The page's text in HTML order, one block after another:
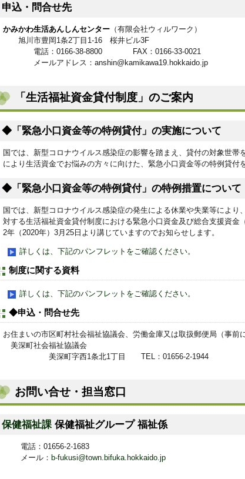
申込・問合せ先
かみかわ生活あんしんセンター （有限会社ウィルワーク）
旭川市豊岡1条2丁目1-16 桜井ビル3F
電話：0166-38-8800 FAX：0166-33-0021
メールアドレス：anshin@kamikawa19.hokkaido.jp
「生活福祉資金貸付制度」のご案内
◆「緊急小口資金等の特例貸付」の実施について
国では、新型コロナウイルス感染症の影響を踏まえ、貸付の対象世帯
により生活資金でお悩みの方々に向けた、緊急小口資金等の特例貸付
◆「緊急小口資金等の特例貸付」の特例措置について
国では、新型コロナウイルス感染症の発生による休業や失業等により
対する生活福祉資金貸付制度における緊急小口資金及び総合支援資金
2年（2020年）3月25日より講じていますのでお知らせします。
詳しくは、下記のパンフレットをご確認ください。
制度に関する資料
詳しくは、下記のパンフレットをご確認ください。
◆申込・問合せ先
お住まいの市区町村社会福祉協議会、労働金庫又は取扱郵便局（事前
美深町社会福祉協議会
美深町字西1条北1丁目 TEL：01656-2-1944
お問い合せ・担当窓口
保健福祉課 保健福祉グループ 福祉係
電話：01656-2-1683
メール： b-fukusi@town.bifuka.hokkaido.jp